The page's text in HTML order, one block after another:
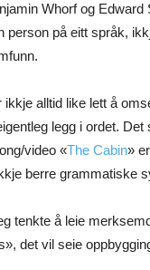
Whorf og Edward
på eitt språk,
alltid like lett å
legg i ordet.
video «The Cabin»
berre grammatiske
tenkte å leie
det vil seie